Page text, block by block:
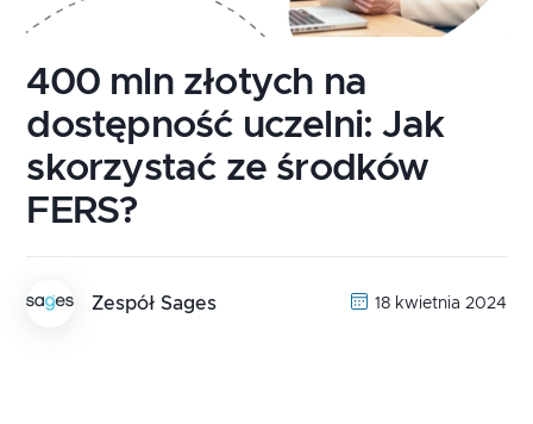
400 mln złotych na
dostępność uczelni: Jak
skorzystać ze środków
FERS?
Zespół Sages 18 kwietnia 2024